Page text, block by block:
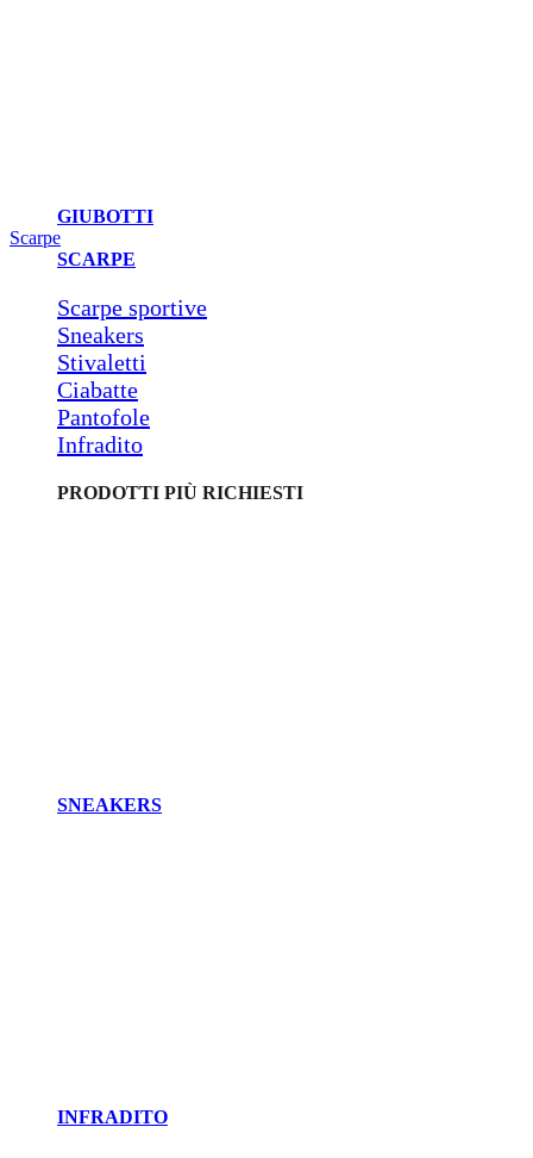
GIUBOTTI
Scarpe
SCARPE
Scarpe sportive
Sneakers
Stivaletti
Ciabatte
Pantofole
Infradito
PRODOTTI PIÙ RICHIESTI
SNEAKERS
INFRADITO